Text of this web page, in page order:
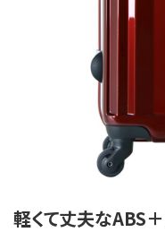
軽くて丈夫なABS